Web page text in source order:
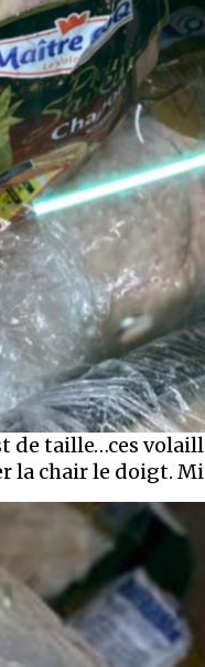
de taille…ces
la chair le doigt.